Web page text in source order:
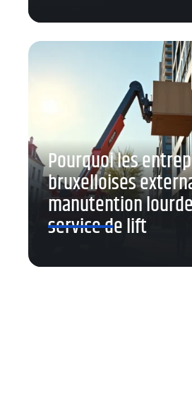
Pourquoi les
bruxelloises
manutention
service de lift